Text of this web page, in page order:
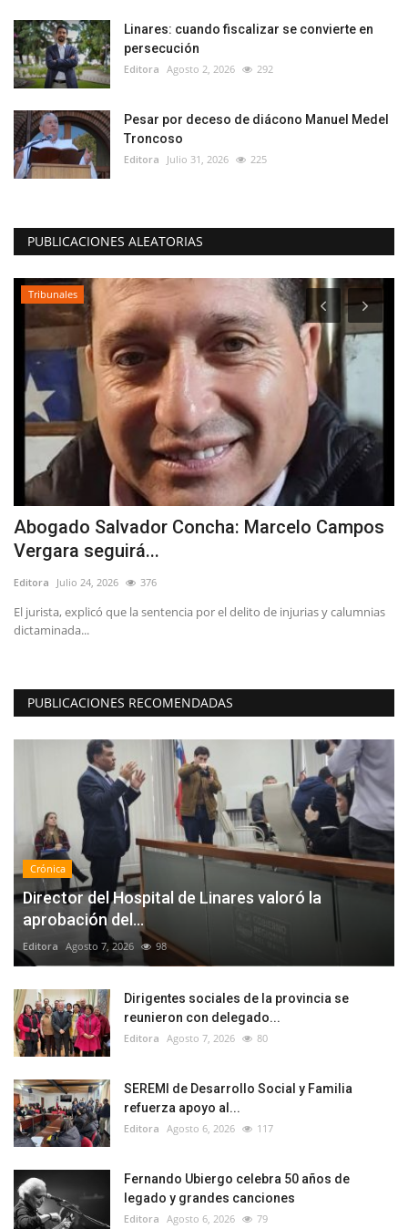
Linares: cuando fiscalizar se convierte en
persecución
Editora Agosto 2, 2026 292
Pesar por deceso de diácono Manuel Medel
Troncoso
Editora Julio 31, 2026 225
PUBLICACIONES ALEATORIAS
Tribunales
Abogado Salvador Concha: Marcelo Campos
Vergara seguirá...
Editora Julio 24, 2026 376
El jurista, explicó que la sentencia por el delito de injurias y calumnias
dictaminada...
PUBLICACIONES RECOMENDADAS
Crónica
Director del Hospital de Linares valoró la
aprobación del...
Editora Agosto 7, 2026 98
Dirigentes sociales de la provincia se
reunieron con delegado...
Editora Agosto 7, 2026 80
SEREMI de Desarrollo Social y Familia
refuerza apoyo al...
Editora Agosto 6, 2026 117
Fernando Ubiergo celebra 50 años de
legado y grandes canciones
Editora Agosto 6, 2026 79